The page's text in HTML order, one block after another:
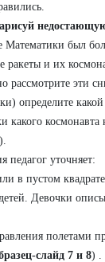
Математики был
ракеты и их
рассмотрите эти
определите какой
какого
педагог уточняет:
в пустом
Девочки
полетами
слайд 7 и 8) .